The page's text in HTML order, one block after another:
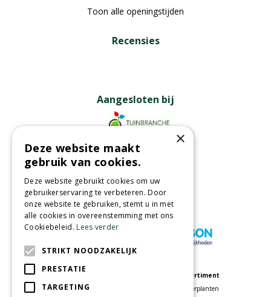
Toon alle openingstijden
Recensies
Aangesloten bij
Partners
Wij accepteren
Tuincentrum
Assortiment
Kamerplanten
×
Deze website maakt
gebruik van cookies.
Deze website gebruikt cookies om uw
gebruikerservaring te verbeteren. Door
onze website te gebruiken, stemt u in met
alle cookies in overeenstemming met ons
Cookiebeleid.Lees verder
STRIKT NOODZAKELIJK
PRESTATIE
TARGETING